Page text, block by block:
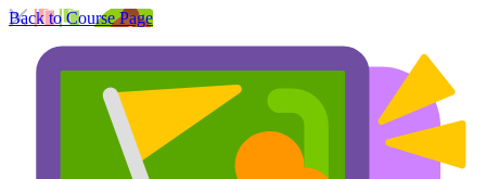
Back to Course Page